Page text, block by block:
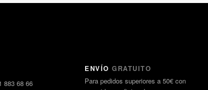
883 68 66
ENVÍO GRATUITO
Para pedidos superiores a 50€ con